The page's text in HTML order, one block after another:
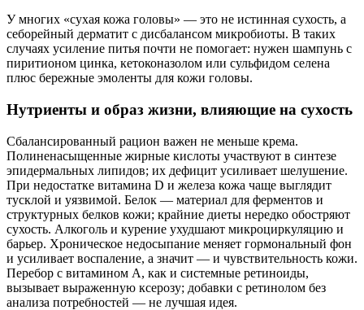
У многих «сухая кожа головы» — это не истинная сухость, а
себорейный дерматит с дисбалансом микробиоты. В таких
случаях усиление питья почти не помогает: нужен шампунь с
пиритионом цинка, кетоконазолом или сульфидом селена
плюс бережные эмоленты для кожи головы.
Нутриенты и образ жизни, влияющие на сухость
Сбалансированный рацион важен не меньше крема.
Полиненасыщенные жирные кислоты участвуют в синтезе
эпидермальных липидов; их дефицит усиливает шелушение.
При недостатке витамина D и железа кожа чаще выглядит
тусклой и уязвимой. Белок — материал для ферментов и
структурных белков кожи; крайние диеты нередко обостряют
сухость. Алкоголь и курение ухудшают микроциркуляцию и
барьер. Хроническое недосыпание меняет гормональный фон
и усиливает воспаление, а значит — и чувствительность кожи.
Перебор с витамином А, как и системные ретиноиды,
вызывает выраженную ксерозу; добавки с ретинолом без
анализа потребностей — не лучшая идея.